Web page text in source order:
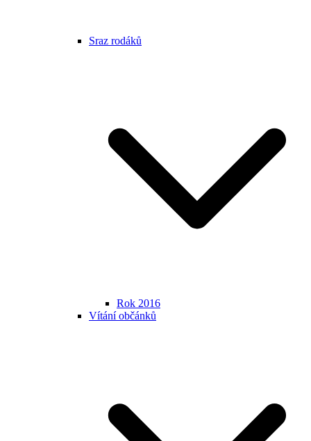
Sraz rodáků
Rok 2016
Vítání občánků